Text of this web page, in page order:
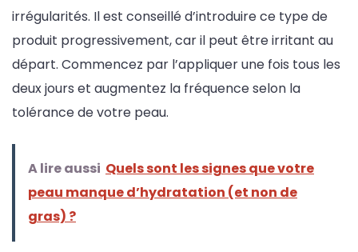
irrégularités. Il est conseillé d’introduire ce type de
produit progressivement, car il peut être irritant au
départ. Commencez par l’appliquer une fois tous les
deux jours et augmentez la fréquence selon la
tolérance de votre peau.
A lire aussi Quels sont les signes que votre
peau manque d’hydratation (et non de
gras) ?